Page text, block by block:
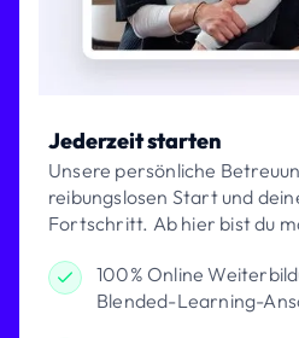
Jederzeit starten
Unsere persönliche
reibungslosen Start und
Fortschritt. Ab hier bist du
100% Online
Blended-Learning-